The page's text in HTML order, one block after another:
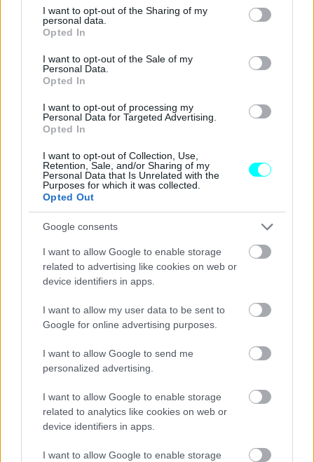
not limited to your visit or usage behaviour. You may click to
grant or deny consent to Google and its third-party tags to
use your data for below specified purposes in below Google
consent section.
I want to opt-out of the Sharing of my
personal data.
Opted In
I want to opt-out of the Sale of my
Personal Data.
Opted In
I want to opt-out of processing my
Personal Data for Targeted Advertising.
Opted In
I want to opt-out of Collection, Use,
Retention, Sale, and/or Sharing of my
Personal Data that Is Unrelated with the
Purposes for which it was collected.
Opted Out
Google consents
I want to allow Google to enable storage
related to advertising like cookies on web or
device identifiers in apps.
I want to allow my user data to be sent to
Google for online advertising purposes.
I want to allow Google to send me
personalized advertising.
I want to allow Google to enable storage
related to analytics like cookies on web or
device identifiers in apps.
I want to allow Google to enable storage
κυρίαρχο έδεσμα της περιοχής.
Πολλοί χαρακτηρίζουν το χωριό Πλανητέρο τον…κρυφό
άσο της Αχαΐας, μιας και το φυσικό κάλλος της
ταξιδιώτη.